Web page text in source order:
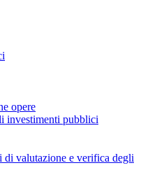
opere
investimenti pubblici
valutazione e verifica degli